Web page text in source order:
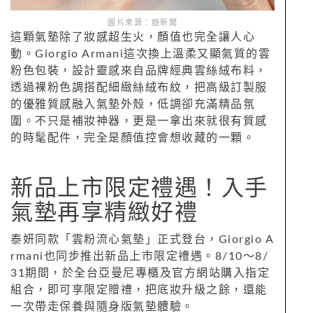
圖片來源：妞新聞
這顆氣墊除了妝感超生火，顏值也完全讓人心
動。Giorgio Armani這次換上溫柔又顯氣質的雲
粉色包裝，設計靈感來自品牌經典雲絲絨布料，
透過裸粉色調搭配細緻絲絨布紋，把高級訂製服
的優雅質感融入氣墊外殼，低調卻充滿精品氛
圍。不只是補妝神器，更是一拿出來就很有質感
的時髦配件，完全是顏值控會想收藏的一顆。
新品上市限定禮遇！入手
氣墊再享精緻好禮
泰妍同款「雲粉流心氣墊」正式登台，Giorgio A
rmani也同步推出新品上市限定禮遇。 8/10～8/
31期間，於全台亞曼尼專櫃及官方網站購入指定
組合，即可享限定贈禮，把底妝升級之餘，還能
一次帶走保養與隨身版氣墊體驗。